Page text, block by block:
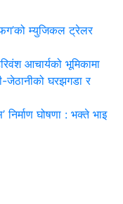
म्युजिकल ट्रेलर
आचार्यको भूमिकामा
जेठानीको घरझगडा र
निर्माण घोषणा : भक्ते भाइ